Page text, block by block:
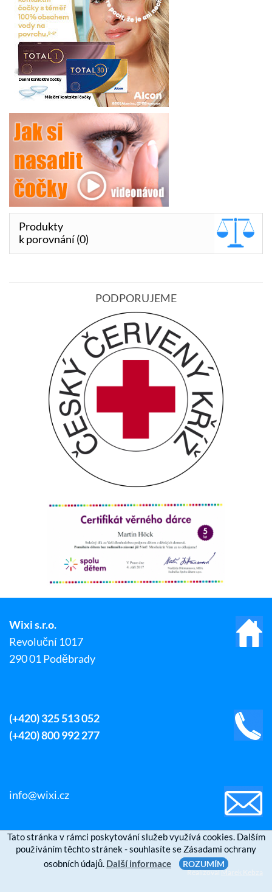
Produkty
k porovnání (0)
PODPORUJEME
Wixi s.r.o.
Revoluční 1017
290 01 Poděbrady
(+420) 325 513 052
(+420) 800 992 277
info@wixi.cz
RealizovalMarek Kebza
Tato stránka v rámci poskytování služeb využívá cookies. Dalším
používáním těchto stránek - souhlasíte se Zásadami ochrany
osobních údajů. Další informace ROZUMÍM